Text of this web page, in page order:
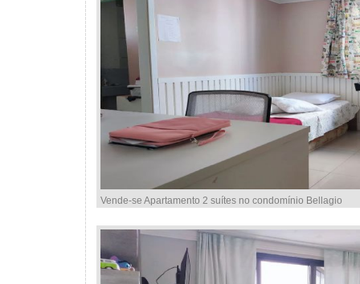
Vende-se Apartamento 2 suítes no condomínio Bellagio